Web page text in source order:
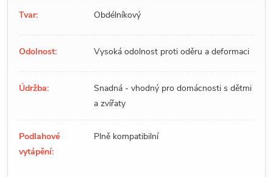
Tvar: Obdélníkový
Odolnost: Vysoká odolnost proti oděru a deformaci
Údržba:
Snadná - vhodný pro domácnosti s dětmi
a zvířaty
Podlahové
vytápění:
Plně kompatibilní